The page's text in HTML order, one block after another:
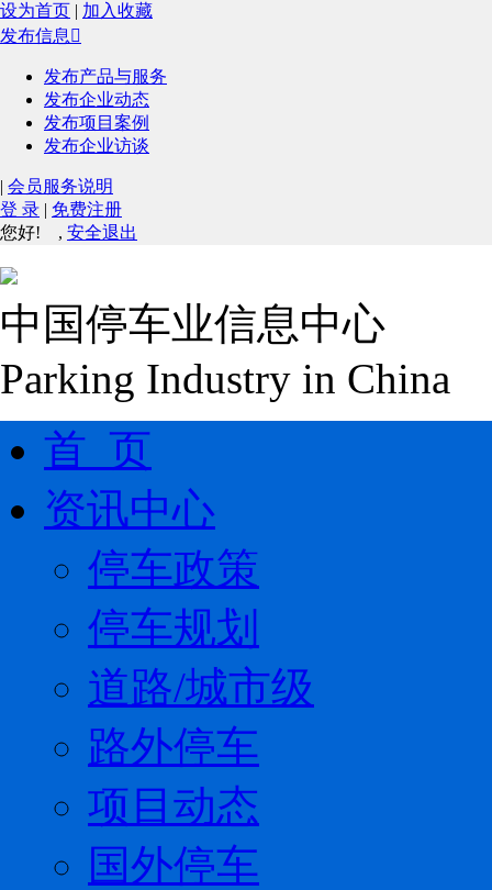
设为首页 | 加入收藏
发布信息 
发布产品与服务
发布企业动态
发布项目案例
发布企业访谈
| 会员服务说明
登 录 | 免费注册
您好!
, 安全退出
中国停车业信息中心
Parking Industry in China
首 页
资讯中心
停车政策
停车规划
道路/城市级
路外停车
项目动态
国外停车